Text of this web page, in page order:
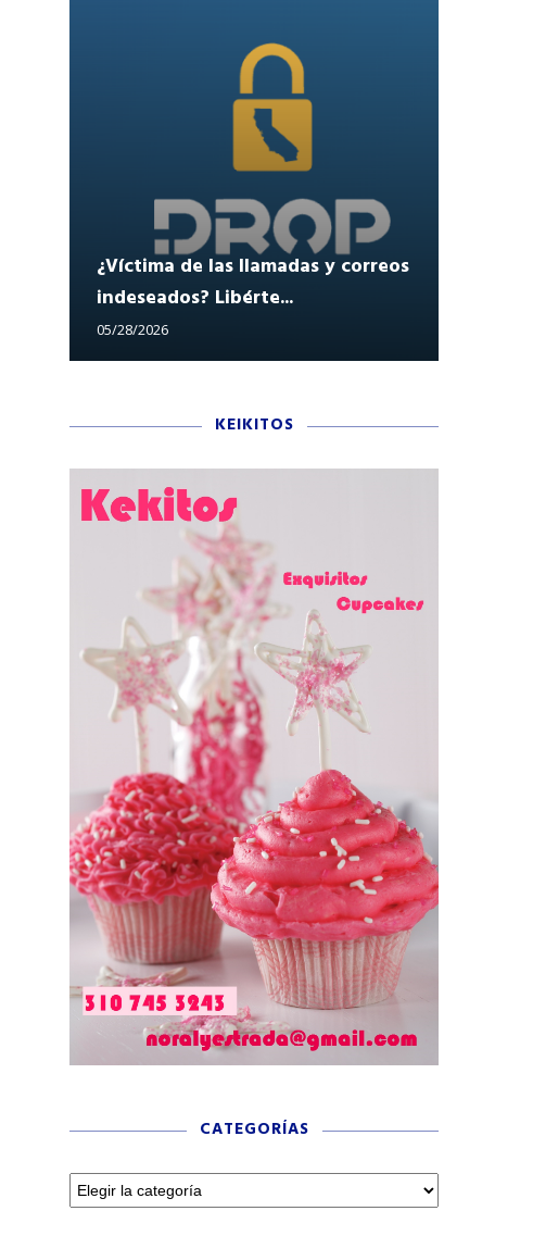
¿Víctima de las llamadas y correos
indeseados? Libérte...
05/28/2026
KEIKITOS
CATEGORÍAS